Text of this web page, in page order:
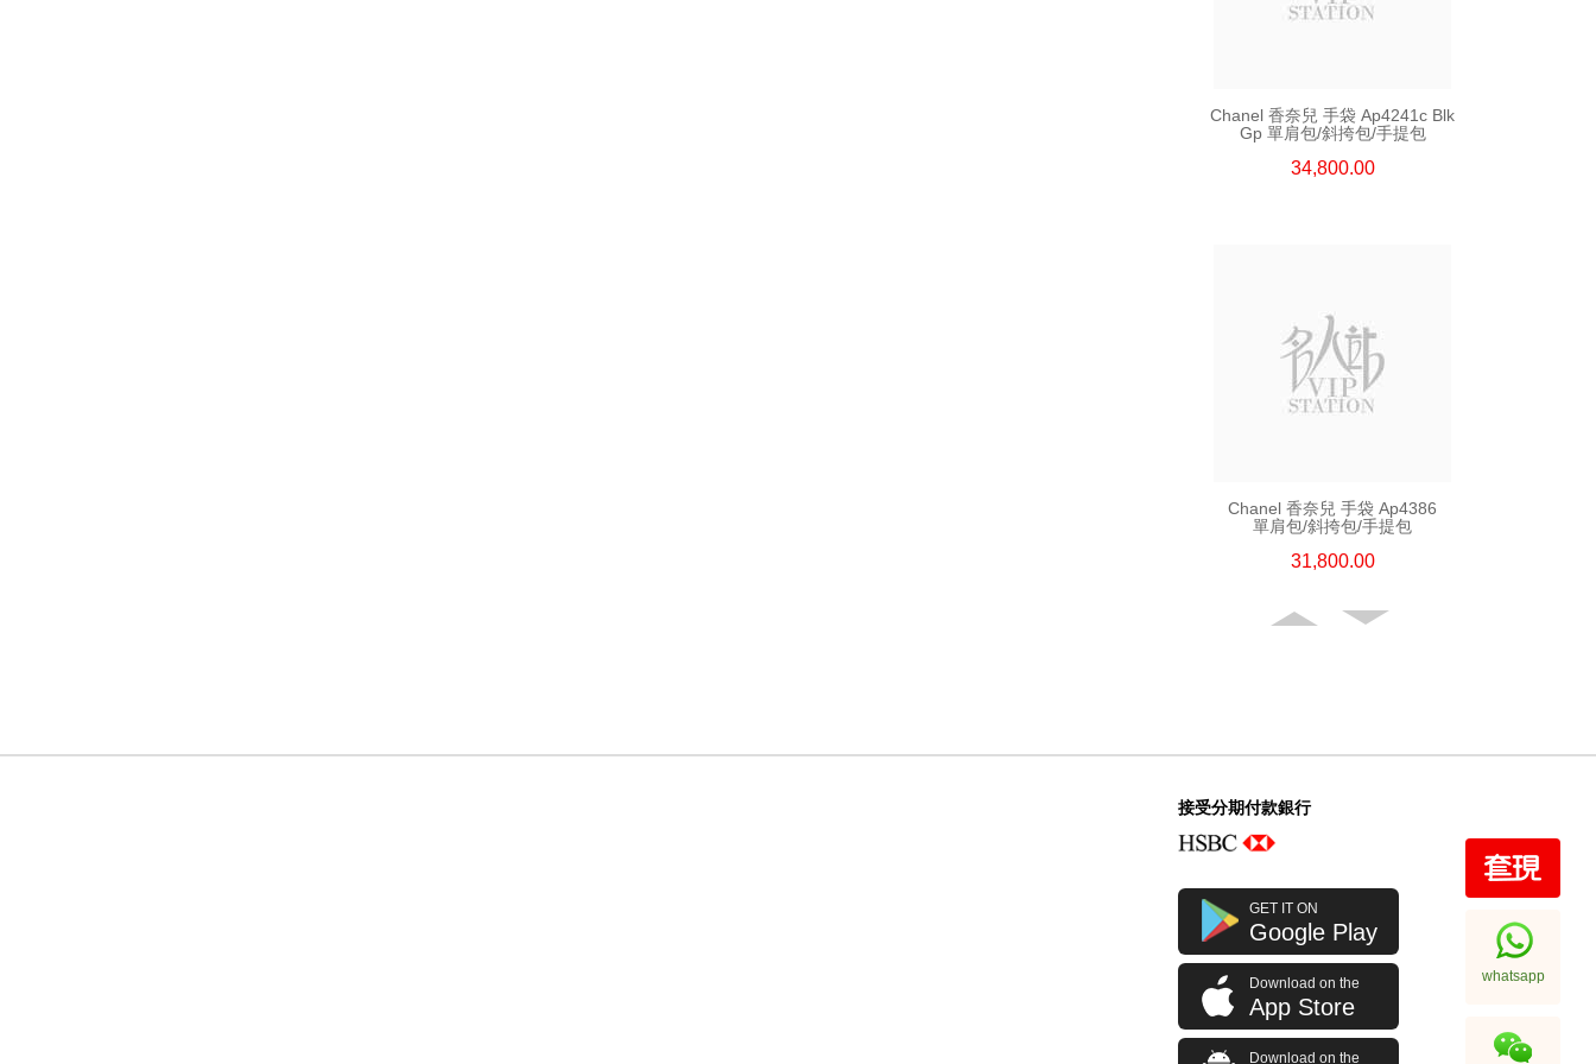
Chanel 香奈兒 手袋 Ap4241c Blk
Gp 單肩包/斜挎包/手提包
34,800.00
Chanel 香奈兒 手袋 Ap4386
單肩包/斜挎包/手提包
31,800.00
Chanel 香奈兒 手袋 Ap4936c Blk
Gp 單肩包/斜挎包
32,800.00
接受分期付款銀行
GET IT ON
Google Play
Download on the
App Store
Download on the
whatsapp